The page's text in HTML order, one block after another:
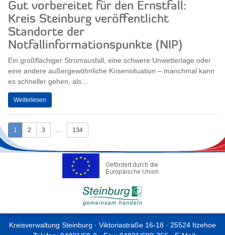
Gut vorbereitet für den Ernstfall:
Kreis Steinburg veröffentlicht
Standorte der
Notfallinformationspunkte (NIP)
Ein großflächiger Stromausfall, eine schwere Unwetterlage oder
eine andere außergewöhnliche Krisensituation – manchmal kann
es schneller gehen, als...
Weiterlesen
1 2 3 .... 134
Kreisverwaltung Steinburg · Viktoriastraße 16-18 · 25524 Itzehoe